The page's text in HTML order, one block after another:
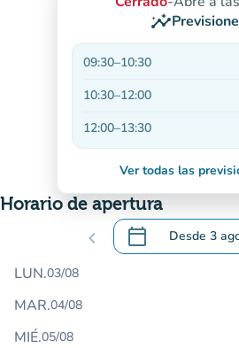
insights
09:30–10:30
10:30–12:00
12:00–13:30
Ver todas las
Horario de apertura
chevron_left calendar_today Desde 3
.Abra el
LUN.03/08
MAR.04/08
MIÉ.05/08